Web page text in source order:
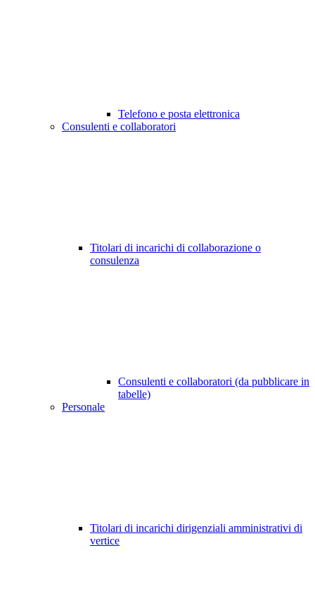
Telefono e posta elettronica
Consulenti e collaboratori
Titolari di incarichi di collaborazione o
consulenza
Consulenti e collaboratori (da pubblicare in
tabelle)
Personale
Titolari di incarichi dirigenziali amministrativi di
vertice